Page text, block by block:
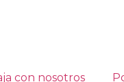
con nosotros